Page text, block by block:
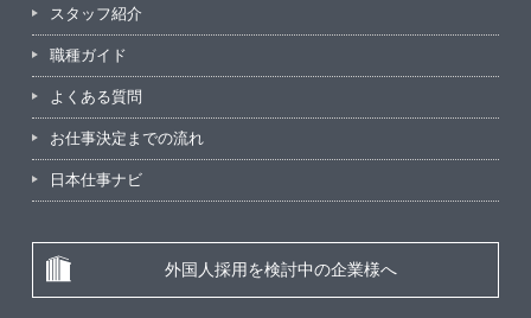
スタッフ紹介
職種ガイド
よくある質問
お仕事決定までの流れ
日本仕事ナビ
外国人採用を検討中の企業様へ